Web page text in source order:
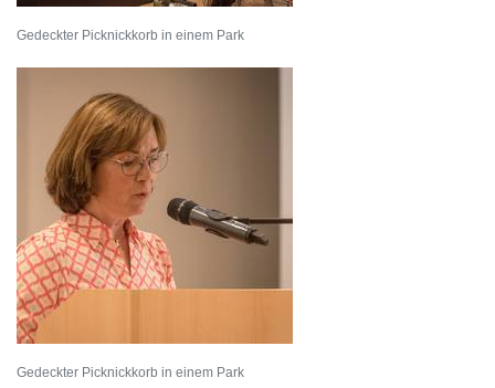
Gedeckter Picknickkorb in einem Park
Gedeckter Picknickkorb in einem Park